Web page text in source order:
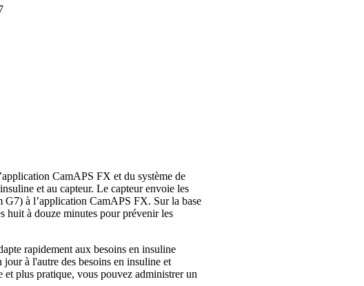
CamAPS FX et du système de
et au capteur. Le capteur envoie les
G7) à l’application CamAPS FX. Sur la base
huit à douze minutes pour prévenir les
rapidement aux besoins en insuline
à l'autre des besoins en insuline et
et plus pratique, vous pouvez administrer un